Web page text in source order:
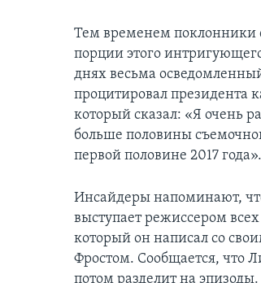
Тем временем поклонники
порции этого
днях весьма
процитировал президента
который сказал: «Я очень
больше половины
первой половине 2017 года».
Инсайдеры напоминают,
выступает режиссером
который он написал со
Фростом. Сообщается, что
потом разделит на